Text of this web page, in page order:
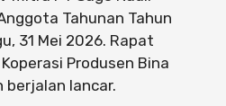
Tahunan Tahun
31 Mei 2026. Rapat
Produsen Bina
berjalan lancar.